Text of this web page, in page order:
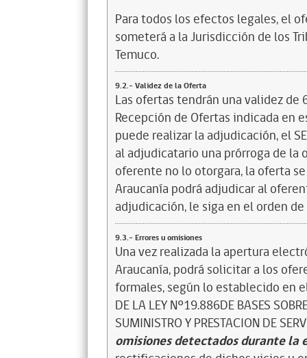
Para todos los efectos legales, el
someterá a la Jurisdicción de los
Temuco.
9.2.- Validez de la Oferta
Las ofertas tendrán una validez de
Recepción de Ofertas indicada en
puede realizar la adjudicación, el
al adjudicatario una prórroga de la
oferente no lo otorgara, la oferta
Araucanía podrá adjudicar al
adjudicación, le siga en el orden
9.3.- Errores u omisiones
Una vez realizada la apertura
Araucanía, podrá solicitar a los
formales, según lo establecido en el
DE LA LEY Nº19.886DE BASES
SUMINISTRO Y PRESTACION DE
omisiones detectados durante la